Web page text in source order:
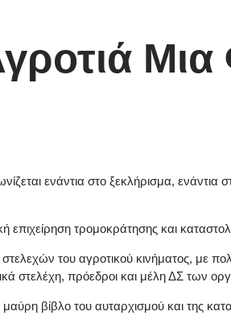
ενάντια στο ξεκλήρισμα,
τρομοκράτησης και
του αγροτικού κινήματος, με
στελέχη, πρόεδροι και μέλη ΔΣ των
βίβλο του αυταρχισμού και της